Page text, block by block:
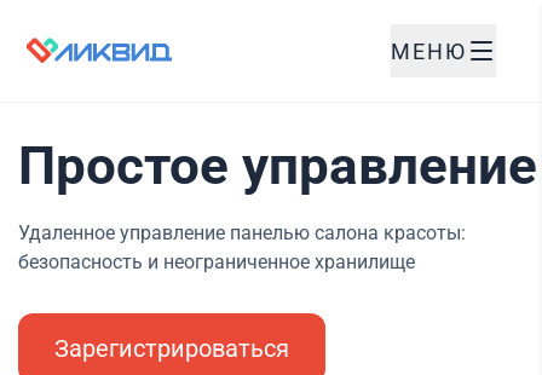
МЕНЮ
Простое
Удаленное управление панелью салона красоты:
безопасность и неограниченное хранилище
Зарегистрироваться